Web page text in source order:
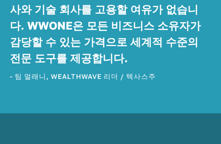
사와 기술 회사를 고용할 여유가 없습니
다. WWONE은 모든 비즈니스 소유자가
감당할 수 있는 가격으로 세계적 수준의
전문 도구를 제공합니다.
- 팀 멀래니, WEALTHWAVE 리더 / 텍사스주